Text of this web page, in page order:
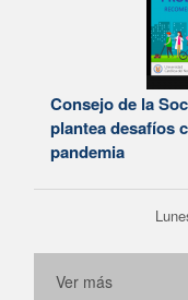
Consejo de la
plantea desafíos
pandemia
Ver más